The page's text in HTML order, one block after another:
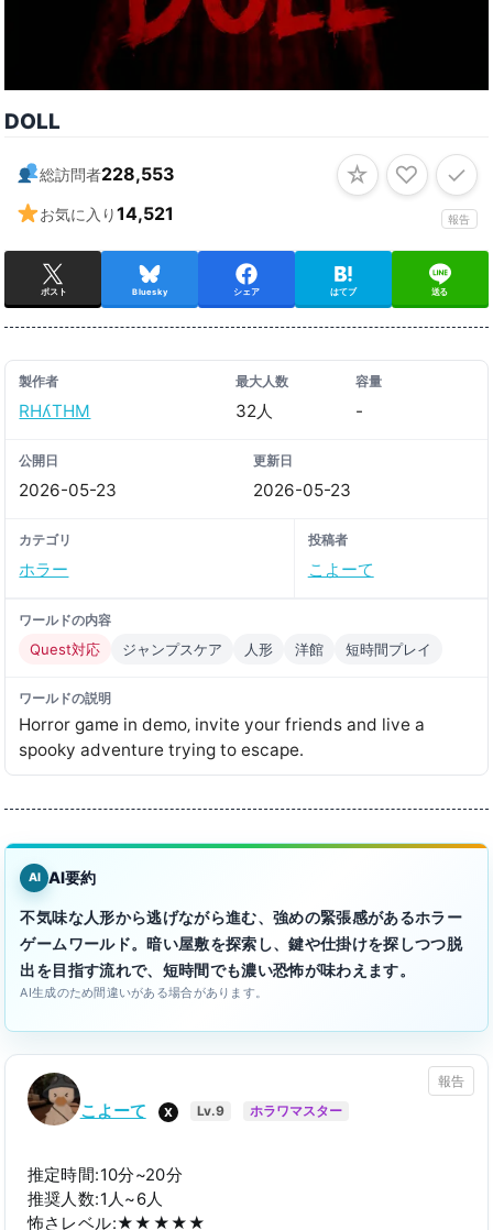
DOLL
総訪問者228,553
お気に入り14,521 報告
☆ ♡ ✓
ポスト Bluesky シェア はてブ 送る
製作者
RHʎTHM
最大人数
32人
容量
-
公開日
2026-05-23
更新日
2026-05-23
カテゴリ
ホラー
投稿者
こよーて
ワールドの内容
Quest対応 ジャンプスケア 人形 洋館 短時間プレイ
ワールドの説明
Horror game in demo‚ invite your friends and live a
spooky adventure trying to escape․
AI AI要約
不気味な人形から逃げながら進む、強めの緊張感があるホラー
ゲームワールド。暗い屋敷を探索し、鍵や仕掛けを探しつつ脱
出を目指す流れで、短時間でも濃い恐怖が味わえます。
AI生成のため間違いがある場合があります。
報告
こよーて X Lv.9 ホラワマスター
推定時間:10分~20分
推奨人数:1人~6人
怖さレベル:★★★★★